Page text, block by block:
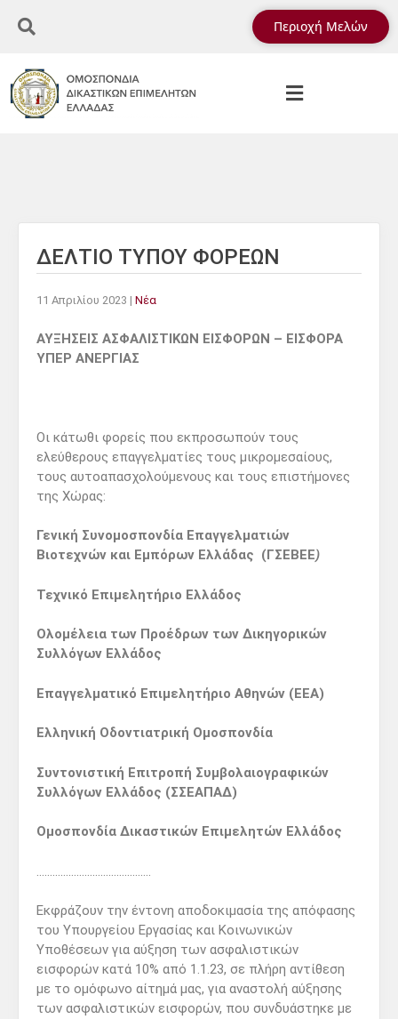
Περιοχή Μελών
ΔΕΛΤΙΟ ΤΥΠΟΥ ΦΟΡΕΩΝ
11 Απριλίου 2023 | Νέα
ΑΥΞΗΣΕΙΣ ΑΣΦΑΛΙΣΤΙΚΩΝ ΕΙΣΦΟΡΩΝ – ΕΙΣΦΟΡΑ
ΥΠΕΡ ΑΝΕΡΓΙΑΣ
Οι κάτωθι φορείς που εκπροσωπούν τους
ελεύθερους επαγγελματίες τους μικρομεσαίους,
τους αυτοαπασχολούμενους και τους επιστήμονες
της Χώρας:
Γενική Συνομοσπονδία Επαγγελματιών
Βιοτεχνών και Εμπόρων Ελλάδας (ΓΣΕΒΕΕ)
Τεχνικό Επιμελητήριο Ελλάδος
Ολομέλεια των Προέδρων των Δικηγορικών
Συλλόγων Ελλάδος
Επαγγελματικό Επιμελητήριο Αθηνών (ΕΕΑ)
Ελληνική Οδοντιατρική Ομοσπονδία
Συντονιστική Επιτροπή Συμβολαιογραφικών
Συλλόγων Ελλάδος (ΣΣΕΑΠΑΔ)
Ομοσπονδία Δικαστικών Επιμελητών Ελλάδος
Εκφράζουν την έντονη αποδοκιμασία της απόφασης
του Υπουργείου Εργασίας και Κοινωνικών
Υποθέσεων για αύξηση των ασφαλιστικών
εισφορών κατά 10% από 1.1.23, σε πλήρη αντίθεση
με το ομόφωνο αίτημά μας, για αναστολή αύξησης
των ασφαλιστικών εισφορών, που συνδυάστηκε με